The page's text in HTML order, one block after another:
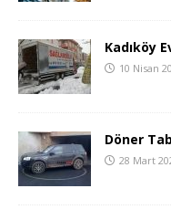
Kadıköy
10 Nisan
Döner
28 Mart